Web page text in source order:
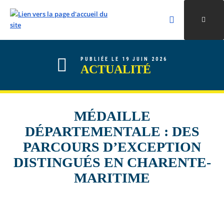
ALLER AU CONTENU
ALLER AU MENU
ALLER À LA RECHERCHE
Rechercher
Valider la
PUBLIÉE LE 19 JUIN 2026
ACTUALITÉ
MÉDAILLE
DÉPARTEMENTALE : DES
PARCOURS D’EXCEPTION
DISTINGUÉS EN CHARENTE-
MARITIME